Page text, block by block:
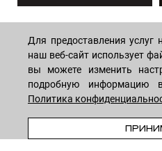
МАГАЗИН
Для предоставления
наш веб-сайт использует
вы можете изменить
подробную информацию
Политика